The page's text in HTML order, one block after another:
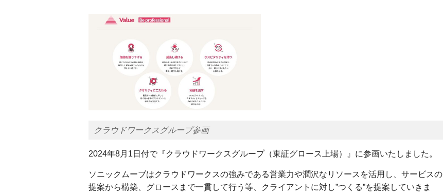
クラウドワークスグループ参画
2024年8月1日付で『クラウドワークスグループ（東証グロース上場）』に参画いたしました。
ソニックムーブはクラウドワークスの強みである営業力や潤沢なリソースを活用し、サービスの
提案から構築、グロースまで一貫して行う等、クライアントに対し”つくる”を提案していきま